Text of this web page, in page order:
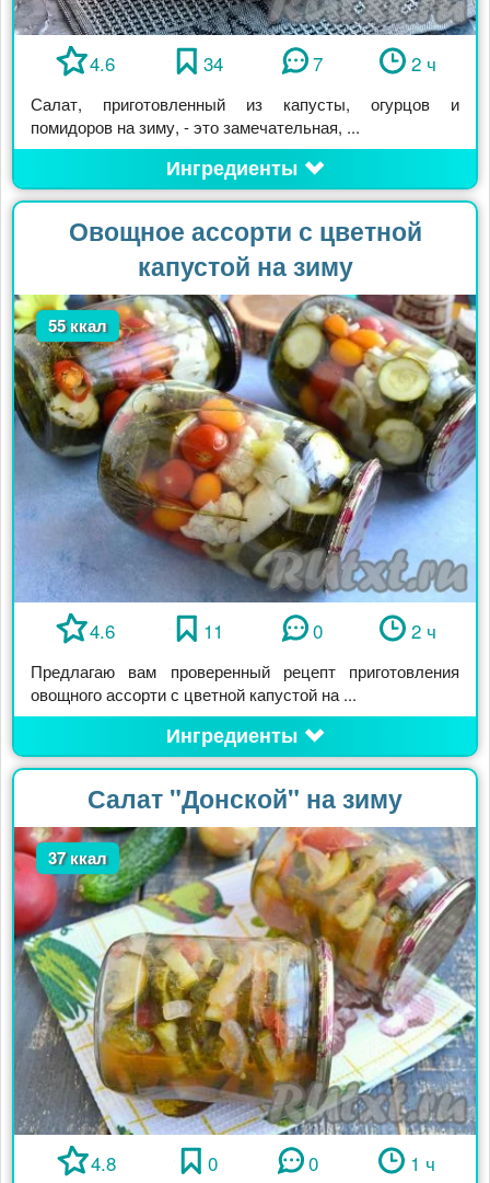
4.6 34 7 2 ч
Салат, приготовленный из капусты, огурцов и
помидоров на зиму, - это замечательная, ...
Ингредиенты
Овощное ассорти с цветной
капустой на зиму
55 ккал
4.6 11 0 2 ч
Предлагаю вам проверенный рецепт приготовления
овощного ассорти с цветной капустой на ...
Ингредиенты
Салат "Донской" на зиму
37 ккал
4.8 0 0 1 ч